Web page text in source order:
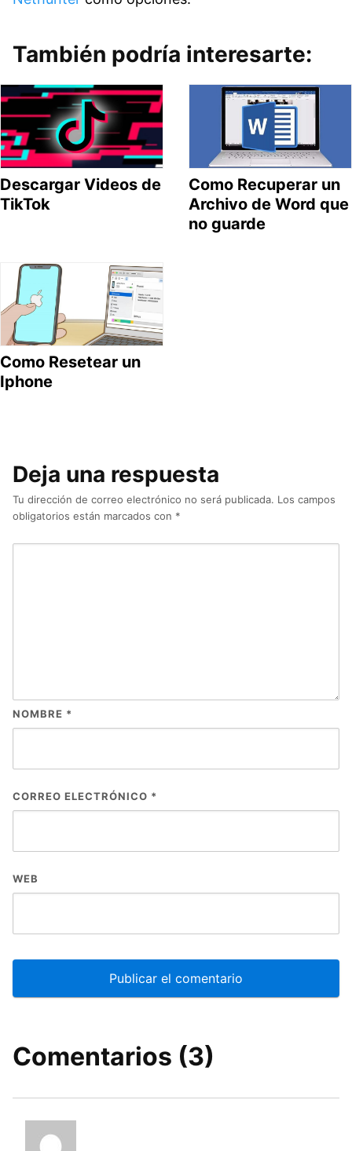
También podría interesarte:
Descargar Videos de
TikTok
Como Recuperar un
Archivo de Word que
no guarde
Como Resetear un
Iphone
Deja una respuesta
Tu dirección de correo electrónico no será publicada. Los campos
obligatorios están marcados con *
NOMBRE *
CORREO ELECTRÓNICO *
WEB
Comentarios (3)